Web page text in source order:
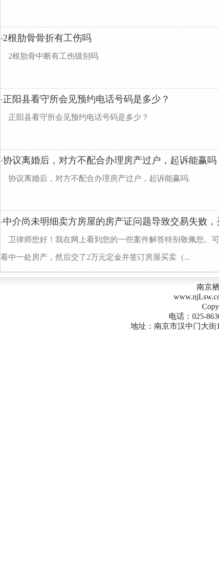
·2根肋骨骨折有工伤吗
2根肋骨中断有工伤级别吗
·正阳县看守所会见预约电话号码是多少？
正阳县看守所会见预约电话号码是多少？
·协议离婚后，对方不配合办理房产过户，起诉能赢吗
协议离婚后，对方不配合办理房产过户，起诉能赢吗.
·中介尚未明细卖方房屋的房产证问题导致交易失败
卫律师您好！我在网上看到您的一些案件解答特别敬佩您。
看中一处房产，然后交了2万元定金并签订房屋买卖（...
南京
电话：025-
地址：南京市汉中门大